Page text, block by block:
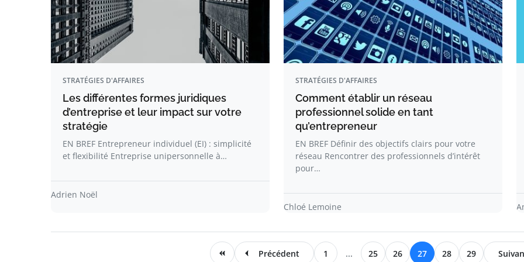
STRATÉGIES D'AFFAIRES
Les différentes formes juridiques
d’entreprise et leur impact sur votre
stratégie
EN BREF Entrepreneur individuel (EI) : simplicité
et flexibilité Entreprise unipersonnelle à…
Adrien Noël
STRATÉGIES D'AFFAIRES
Comment établir un réseau
professionnel solide en tant
qu’entrepreneur
EN BREF Définir des objectifs clairs pour votre
réseau Rencontrer des professionnels d’intérêt
pour…
Chloé Lemoine
Précédent 1 ... 25 26 27 28 29